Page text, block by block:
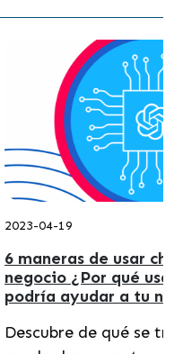
es un elemento
tu negocio.
en Línea, las